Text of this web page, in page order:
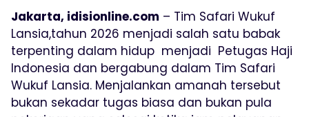
Jakarta, idisionline.com – Tim Safari Wukuf
Lansia,tahun 2026 menjadi salah satu babak
terpenting dalam hidup menjadi Petugas Haji
Indonesia dan bergabung dalam Tim Safari
Wukuf Lansia. Menjalankan amanah tersebut
bukan sekadar tugas biasa dan bukan pula